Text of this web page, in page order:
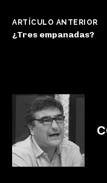
ARTÍCULO ANTERIOR
¿Tres empanadas?